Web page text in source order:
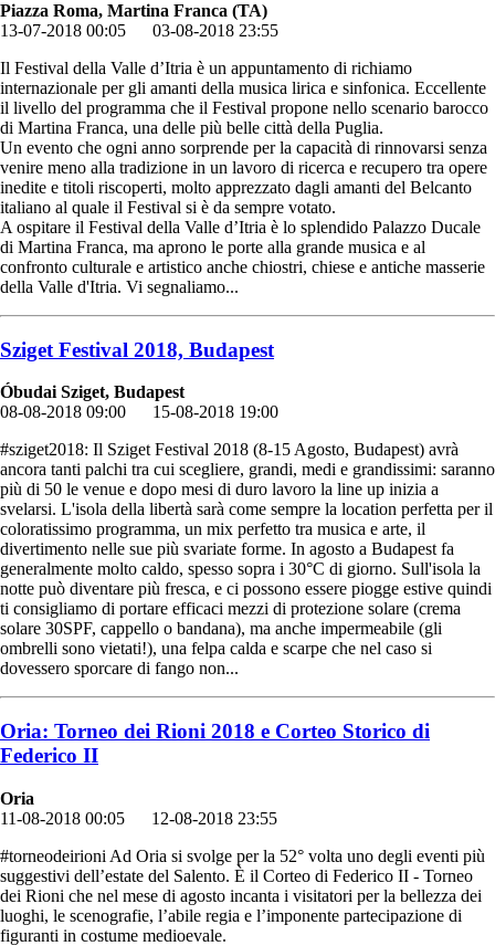
Piazza Roma, Martina Franca (TA)
13-07-2018 00:05
03-08-2018 23:55
Il Festival della Valle d’Itria è un appuntamento di richiamo
internazionale per gli amanti della musica lirica e sinfonica. Eccellente
il livello del programma che il Festival propone nello scenario barocco
di Martina Franca, una delle più belle città della Puglia.
Un evento che ogni anno sorprende per la capacità di rinnovarsi senza
venire meno alla tradizione in un lavoro di ricerca e recupero tra opere
inedite e titoli riscoperti, molto apprezzato dagli amanti del Belcanto
italiano al quale il Festival si è da sempre votato.
A ospitare il Festival della Valle d’Itria è lo splendido Palazzo Ducale
di Martina Franca, ma aprono le porte alla grande musica e al
confronto culturale e artistico anche chiostri, chiese e antiche masserie
della Valle d'Itria. Vi segnaliamo...
Sziget Festival 2018, Budapest
Óbudai Sziget, Budapest
08-08-2018 09:00
15-08-2018 19:00
#sziget2018: Il Sziget Festival 2018 (8-15 Agosto, Budapest) avrà
ancora tanti palchi tra cui scegliere, grandi, medi e grandissimi: saranno
più di 50 le venue e dopo mesi di duro lavoro la line up inizia a
svelarsi. L'isola della libertà sarà come sempre la location perfetta per il
coloratissimo programma, un mix perfetto tra musica e arte, il
divertimento nelle sue più svariate forme. In agosto a Budapest fa
generalmente molto caldo, spesso sopra i 30°C di giorno. Sull'isola la
notte può diventare più fresca, e ci possono essere piogge estive quindi
ti consigliamo di portare efficaci mezzi di protezione solare (crema
solare 30SPF, cappello o bandana), ma anche impermeabile (gli
ombrelli sono vietati!), una felpa calda e scarpe che nel caso si
dovessero sporcare di fango non...
Oria: Torneo dei Rioni 2018 e Corteo Storico di
Federico II
Oria
11-08-2018 00:05
12-08-2018 23:55
#torneodeirioni Ad Oria si svolge per la 52° volta uno degli eventi più
suggestivi dell’estate del Salento. È il Corteo di Federico II - Torneo
dei Rioni che nel mese di agosto incanta i visitatori per la bellezza dei
luoghi, le scenografie, l’abile regia e l’imponente partecipazione di
figuranti in costume medioevale.